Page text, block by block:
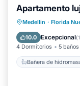
Apartamento
Medellin · Florida
10.0 Excepcional(
4 Dormitorios 5 baños
Bañera de
Bañera
Aire